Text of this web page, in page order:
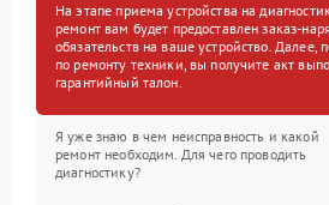
На этапе приема устройства на
ремонт вам будет предоставлен заказ-
обязательств на ваше устройство. Далее,
по ремонту техники, вы получите акт
гарантийный талон.
Я уже знаю в чем неисправность и какой
ремонт необходим. Для чего проводить
диагностику?